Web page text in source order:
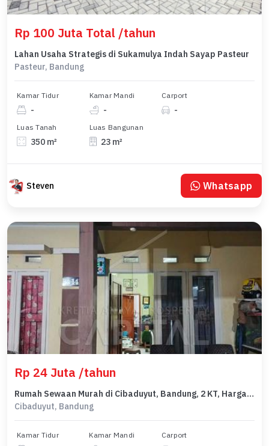
Rp 100 Juta Total /tahun
Lahan Usaha Strategis di Sukamulya Indah Sayap Pasteur
Pasteur, Bandung
Kamar Tidur
-
Kamar Mandi
-
Carport
-
Luas Tanah
350 m²
Luas Bangunan
23 m²
Steven Whatsapp
Rp 24 Juta /tahun
Rumah Sewaan Murah di Cibaduyut, Bandung, 2 KT, Harga 24 Juta /tahun
Cibaduyut, Bandung
Kamar Tidur Kamar Mandi Carport